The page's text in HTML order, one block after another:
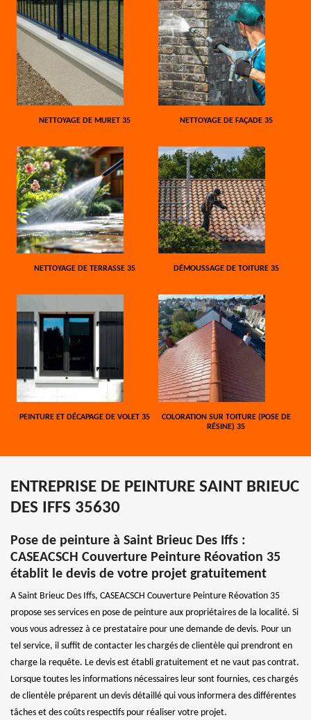
NETTOYAGE DE MURET 35 NETTOYAGE DE FAÇADE 35
NETTOYAGE DE TERRASSE 35 DÉMOUSSAGE DE TOITURE 35
PEINTURE ET DÉCAPAGE DE VOLET 35
COLORATION SUR TOITURE (POSE DE
RÉSINE) 35
ENTREPRISE DE PEINTURE SAINT BRIEUC
DES IFFS 35630
Pose de peinture à Saint Brieuc Des Iffs :
CASEACSCH Couverture Peinture Réovation 35
établit le devis de votre projet gratuitement
A Saint Brieuc Des Iffs, CASEACSCH Couverture Peinture Réovation 35
propose ses services en pose de peinture aux propriétaires de la localité. Si
vous vous adressez à ce prestataire pour une demande de devis. Pour un
tel service, il suffit de contacter les chargés de clientèle qui prendront en
charge la requête. Le devis est établi gratuitement et ne vaut pas contrat.
Lorsque toutes les informations nécessaires leur sont fournies, ces chargés
de clientèle préparent un devis détaillé qui vous informera des différentes
tâches et des coûts respectifs pour réaliser votre projet.